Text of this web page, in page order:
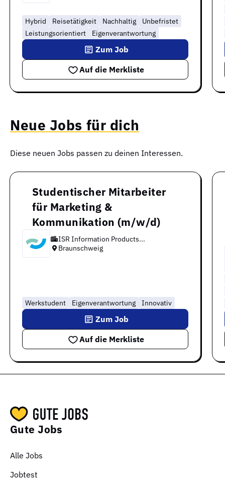
Hybrid Reisetätigkeit Nachhaltig
Unbefristet
Leistungsorientiert
Eigenverantwortung
Auf die Merkliste
Zum Job
Neue Jobs für dich
Diese neuen Jobs passen zu deinen Interessen.
Studentischer Mitarbeiter
für Marketing &
Kommunikation (m/w/d)
ISR Information Products...
Braunschweig
Werkstudent Eigenverantwortung Innovativ
Auf die Merkliste
Zum Job
Gute Jobs
Alle Jobs
Jobtest